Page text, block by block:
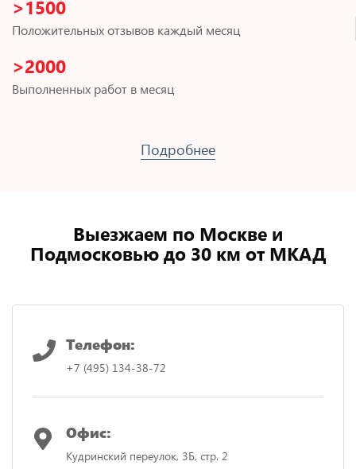
>1500
Положительных отзывов каждый месяц
>2000
Выполненных работ в месяц
Подробнее
Выезжаем по Москве и
Подмосковью до 30 км от МКАД
Телефон:
+7 (495) 134-38-72
Офис:
Кудринский переулок, 3Б, стр. 2